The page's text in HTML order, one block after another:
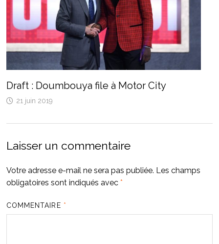
Draft : Doumbouya file à Motor City
21 juin 2019
Laisser un commentaire
Votre adresse e-mail ne sera pas publiée. Les champs
obligatoires sont indiqués avec *
COMMENTAIRE *